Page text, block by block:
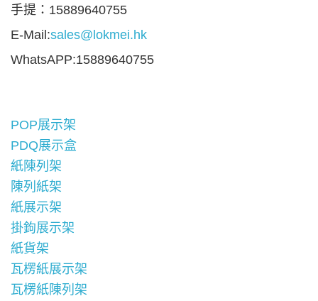
手提：15889640755
E-Mail:sales@lokmei.hk
WhatsAPP:15889640755
POP展示架
PDQ展示盒
紙陳列架
陳列紙架
紙展示架
掛鉤展示架
紙貨架
瓦楞紙展示架
瓦楞紙陳列架